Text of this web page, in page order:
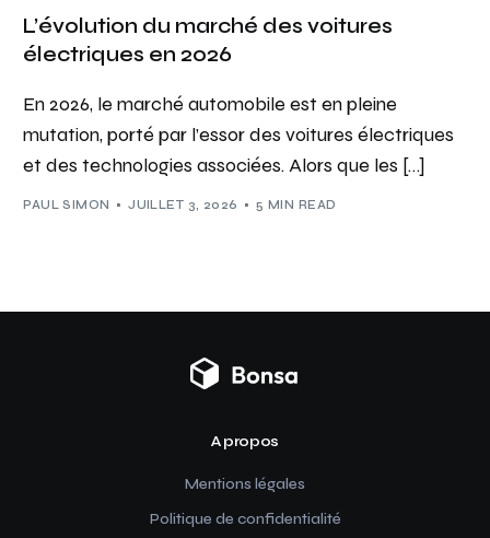
L’évolution du marché des voitures
électriques en 2026
En 2026, le marché automobile est en pleine
mutation, porté par l’essor des voitures électriques
et des technologies associées. Alors que les […]
PAUL SIMON JUILLET 3, 2026 5 MIN READ
A propos
Mentions légales
Politique de confidentialité